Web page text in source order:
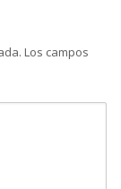
Los campos